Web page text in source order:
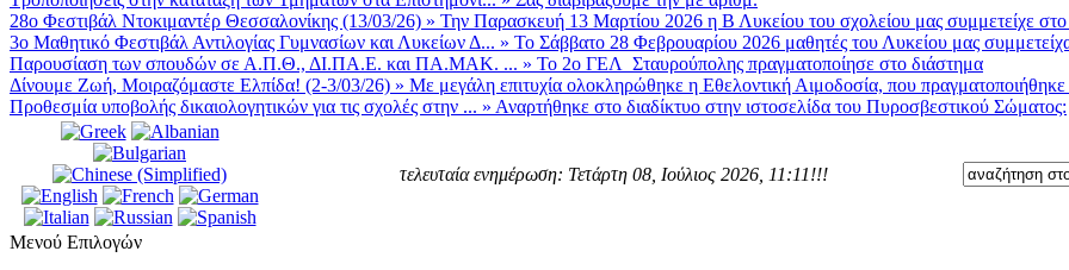
28ο Φεστιβάλ Ντοκιμαντέρ Θεσσαλονίκης (13/03/26) » Την Παρασκευή 13 Μαρτίου 2026 η Β Λυκείου του σχολείου μας συμμετείχε
3ο Μαθητικό Φεστιβάλ Αντιλογίας Γυμνασίων και Λυκείων Δ... » Το Σάββατο 28 Φεβρουαρίου 2026 μαθητές του Λυκείου μας
Παρουσίαση των σπουδών σε Α.Π.Θ., ΔΙ.ΠΑ.Ε. και ΠΑ.ΜΑΚ. ... » Το 2ο ΓΕΛ Σταυρούπολης πραγματοποίησε στο διάστημα
Δίνουμε Ζωή, Μοιραζόμαστε Ελπίδα! (2-3/03/26) » Με μεγάλη επιτυχία ολοκληρώθηκε η Εθελοντική Αιμοδοσία, που πραγματοποιήθηκε
Προθεσμία υποβολής δικαιολογητικών για τις σχολές στην ... » Αναρτήθηκε στο διαδίκτυο στην ιστοσελίδα του Πυροσβεστικού Σώματος:
τελευταία ενημέρωση: Τετάρτη 08, Ιούλιος 2026, 11:11!!!
Μενού Επιλογών